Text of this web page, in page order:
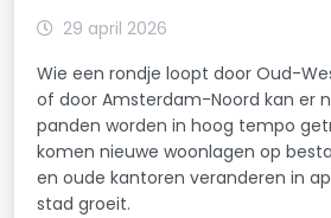
29 april 2026
Wie een rondje loopt door Oud-
of door Amsterdam-Noord kan er
panden worden in hoog tempo
komen nieuwe woonlagen op
en oude kantoren veranderen in
stad groeit.